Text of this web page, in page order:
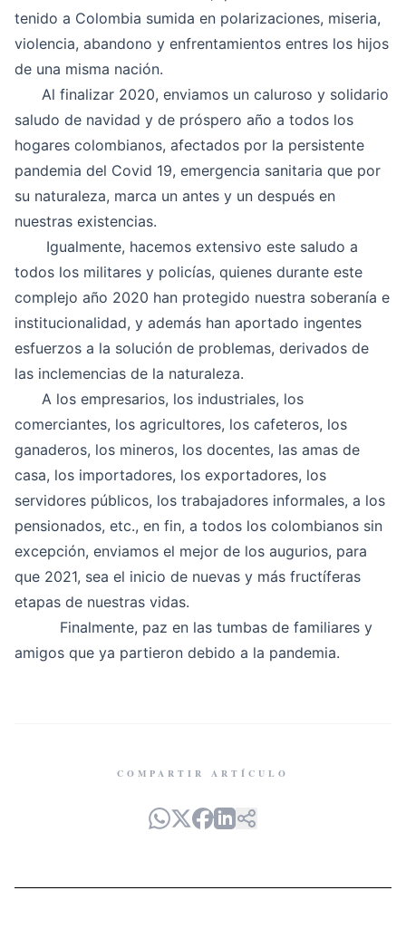
tenido a Colombia sumida en polarizaciones, miseria,
violencia, abandono y enfrentamientos entres los hijos
de una misma nación.
Al finalizar 2020, enviamos un caluroso y solidario
saludo de navidad y de próspero año a todos los
hogares colombianos, afectados por la persistente
pandemia del Covid 19, emergencia sanitaria que por
su naturaleza, marca un antes y un después en
nuestras existencias.
Igualmente, hacemos extensivo este saludo a
todos los militares y policías, quienes durante este
complejo año 2020 han protegido nuestra soberanía e
institucionalidad, y además han aportado ingentes
esfuerzos a la solución de problemas, derivados de
las inclemencias de la naturaleza.
A los empresarios, los industriales, los
comerciantes, los agricultores, los cafeteros, los
ganaderos, los mineros, los docentes, las amas de
casa, los importadores, los exportadores, los
servidores públicos, los trabajadores informales, a los
pensionados, etc., en fin, a todos los colombianos sin
excepción, enviamos el mejor de los augurios, para
que 2021, sea el inicio de nuevas y más fructíferas
etapas de nuestras vidas.
Finalmente, paz en las tumbas de familiares y
amigos que ya partieron debido a la pandemia.
COMPARTIR ARTÍCULO